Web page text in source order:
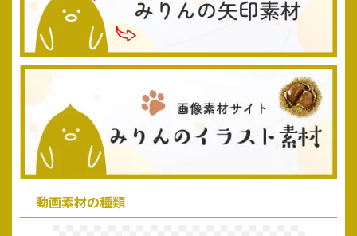
動画素材の種類